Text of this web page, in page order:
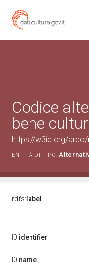
Codice
bene
https://w3id.org/
ENTITÀ DI TIPO:
rdfs: label
l0:identifier
l0:name